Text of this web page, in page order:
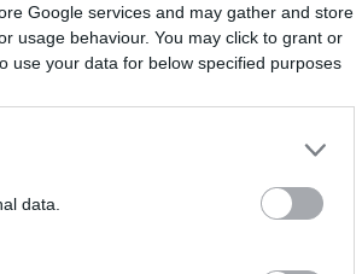
Google services and may gather and store
usage behaviour. You may click to grant or
use your data for below specified purposes
data.
δήλωσης και η ευθύνη της ορθής
εργασίας,ΕΔΩ.
2 ημέρες στα χέρια σας